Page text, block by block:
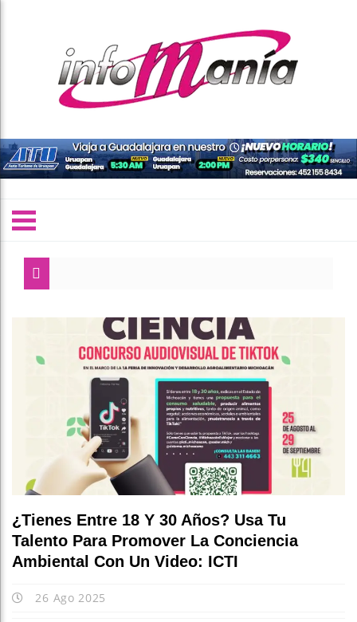
¿Tienes Entre 18 Y 30 Años? Usa Tu
Talento Para Promover La Conciencia
Ambiental Con Un Video: ICTI
26 Ago 2025